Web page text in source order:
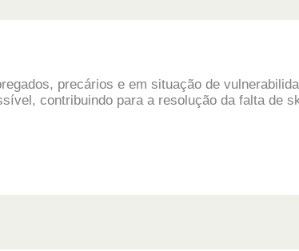
precários e em situação de
contribuindo para a resolução da falta de